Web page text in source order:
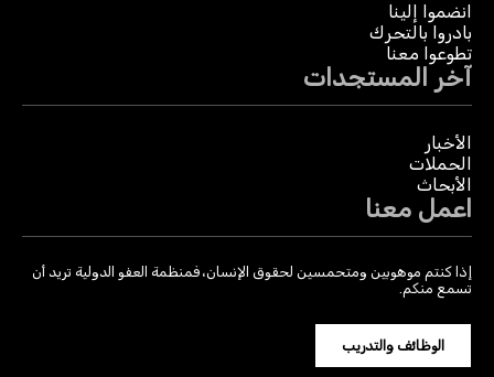
انضموا إلينا
بادروا بالتحرك
تطوعوا معنا
آخر المستجدات
الأخبار
الحملات
الأبحاث
اعمل معنا
إذا كنتم موهوبين ومتحمسين لحقوق الإنسان، فمنظمة العفو الدولية تريد أن
تسمع منكم.
الوظائف والتدريب